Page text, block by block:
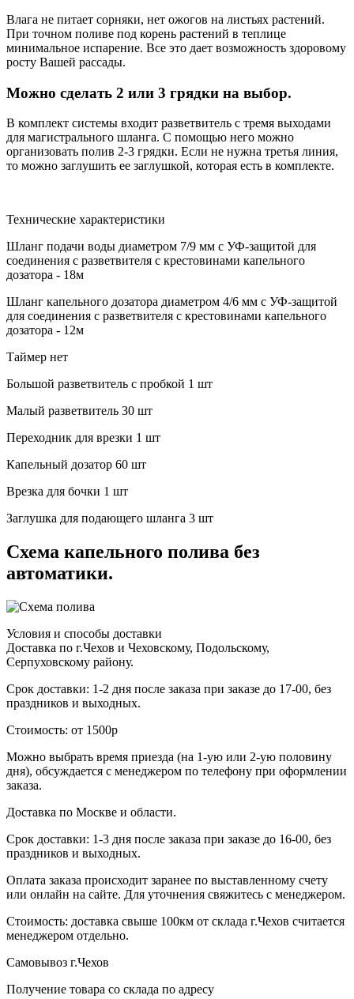
Влага не питает сорняки, нет ожогов на листьях растений.
При точном поливе под корень растений в теплице
минимальное испарение. Все это дает возможность здоровому
росту Вашей рассады.
Можно сделать 2 или 3 грядки на выбор.
В комплект системы входит разветвитель с тремя выходами
для магистрального шланга. С помощью него можно
организовать полив 2-3 грядки. Если не нужна третья линия,
то можно заглушить ее заглушкой, которая есть в комплекте.
Технические характеристики
Шланг подачи воды диаметром 7/9 мм с УФ-защитой для
соединения с разветвителя с крестовинами капельного
дозатора - 18м
Шланг капельного дозатора диаметром 4/6 мм с УФ-защитой
для соединения с разветвителя с крестовинами капельного
дозатора - 12м
Таймер нет
Большой разветвитель с пробкой 1 шт
Малый разветвитель 30 шт
Переходник для врезки 1 шт
Капельный дозатор 60 шт
Врезка для бочки 1 шт
Заглушка для подающего шланга 3 шт
Схема капельного полива без
автоматики.
Условия и способы доставки
Доставка по г.Чехов и Чеховскому, Подольскому,
Серпуховскому району.
Срок доставки: 1-2 дня после заказа при заказе до 17-00, без
праздников и выходных.
Стоимость: от 1500р
Можно выбрать время приезда (на 1-ую или 2-ую половину
дня), обсуждается с менеджером по телефону при оформлении
заказа.
Доставка по Москве и области.
Срок доставки: 1-3 дня после заказа при заказе до 16-00, без
праздников и выходных.
Оплата заказа происходит заранее по выставленному счету
или онлайн на сайте. Для уточнения свяжитесь с менеджером.
Стоимость: доставка свыше 100км от склада г.Чехов считается
менеджером отдельно.
Самовывоз г.Чехов
Получение товара со склада по адресу